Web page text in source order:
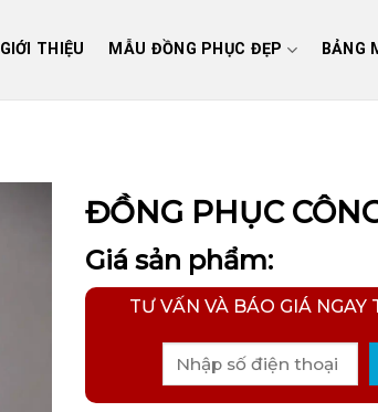
GIỚI THIỆU MẪU ĐỒNG PHỤC ĐẸP BẢNG
ĐỒNG PHỤC
Giá sản phẩm:
TƯ VẤN VÀ BÁO GIÁ NGAY